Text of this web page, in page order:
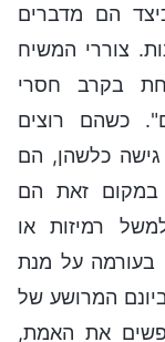
הם מדברים
צוררי המשיח
בקרב חסרי
כשהם רוצים
כלשהן, הם
במקום זאת הם
רמיזות או
בעורמה על מנת
המרושע של
את האמת,